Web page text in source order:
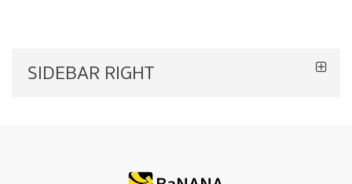
SIDEBAR RIGHT